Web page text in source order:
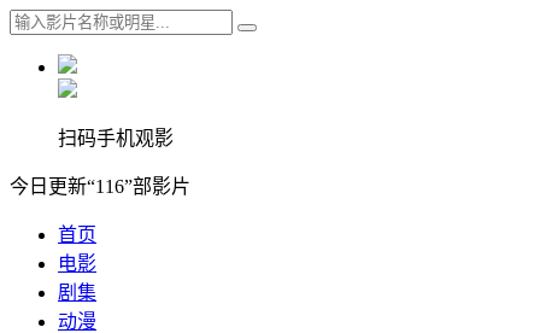
扫码手机观影
今日更新“116”部影片
首页
电影
剧集
动漫